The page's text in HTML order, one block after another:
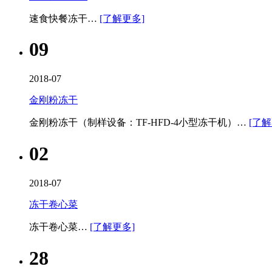
速食快餐冻干… [了解更多]
09
2018-07
金刚粉冻干
金刚粉冻干（制样设备：TF-HFD-4小型冻干机）… [了
02
2018-07
冻干卷心菜
冻干卷心菜… [了解更多]
28